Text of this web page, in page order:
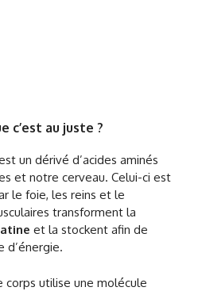
c’est au juste ?
un dérivé d’acides aminés
et notre cerveau. Celui-ci est
le foie, les reins et le
transforment la
et la stockent afin de
d’énergie.
corps utilise une molécule